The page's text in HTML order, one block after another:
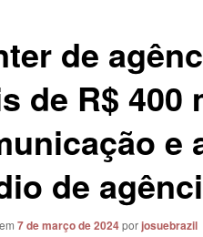
de
de R$ 400
e
de
7 de março de 2024porjosuebrazil